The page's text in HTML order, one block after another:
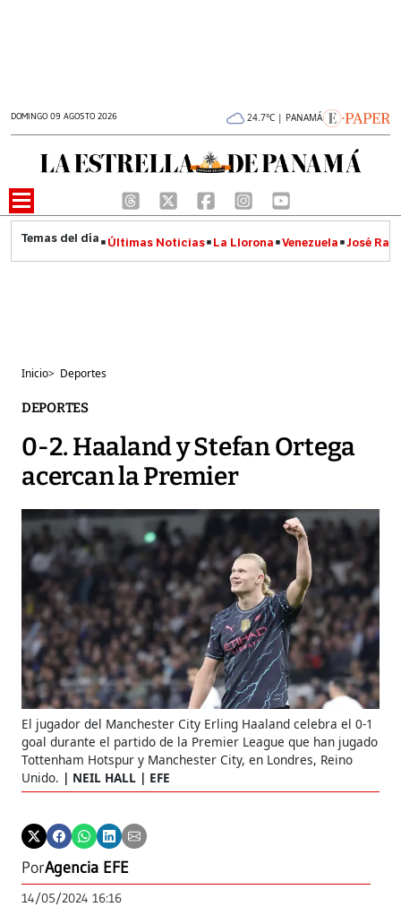
DOMINGO 09 AGOSTO 2026 24.7°C | PANAMÁ
Últimas Noticias La Llorona Venezuela José
Inicio> Deportes
DEPORTES
0-2. Haaland y Stefan Ortega
acercan la Premier
El jugador del Manchester City Erling Haaland celebra el 0-1
goal durante el partido de la Premier League que han jugado
Tottenham Hotspur y Manchester City, en Londres, Reino
Unido.
NEIL HALL | EFE
PorAgencia EFE
14/05/2024 16:16